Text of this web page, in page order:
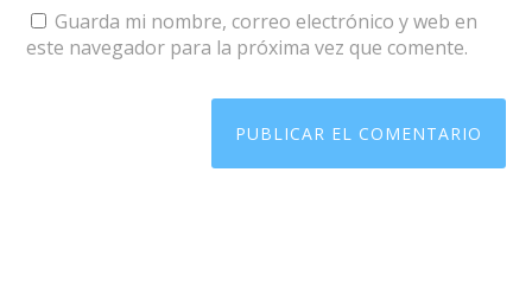
Guarda mi nombre, correo electrónico y web en
este navegador para la próxima vez que comente.